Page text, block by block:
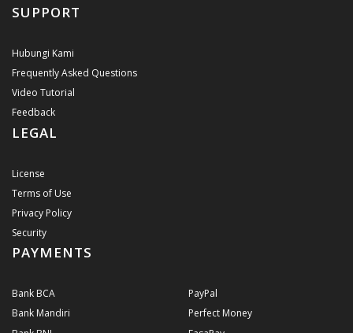
SUPPORT
Hubungi Kami
Frequently Asked Questions
Video Tutorial
Feedback
LEGAL
License
Terms of Use
Privacy Policy
Security
PAYMENTS
Bank BCA
Bank Mandiri
PayPal
Perfect Money